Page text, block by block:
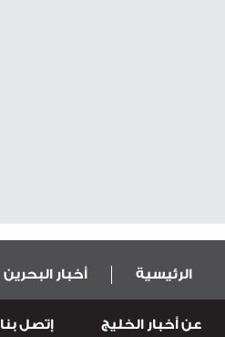
الرئيسية أخبار البحرين
عربية ودولية الرياضة عن أخبار الخليج إتصل بنا